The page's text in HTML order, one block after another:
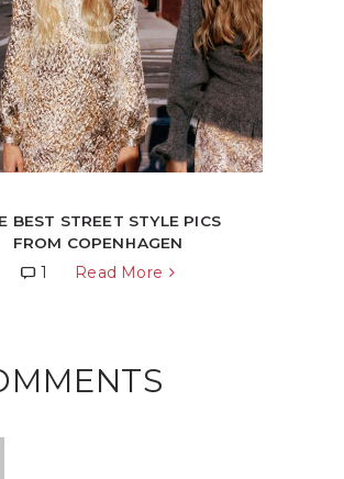
BEST STREET STYLE PICS
FROM COPENHAGEN
1 Read More